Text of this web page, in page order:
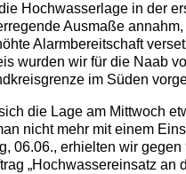
Hochwasserlage in der
Ausmaße
Alarmbereitschaft
wurden wir für die Naab
im Süden
die Lage am Mittwoch
nicht mehr mit einem
06.06., erhielten wir gegen
„Hochwassereinsatz an